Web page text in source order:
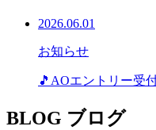
2026.06.01
お知らせ
🎵AOエントリー受
BLOG ブログ